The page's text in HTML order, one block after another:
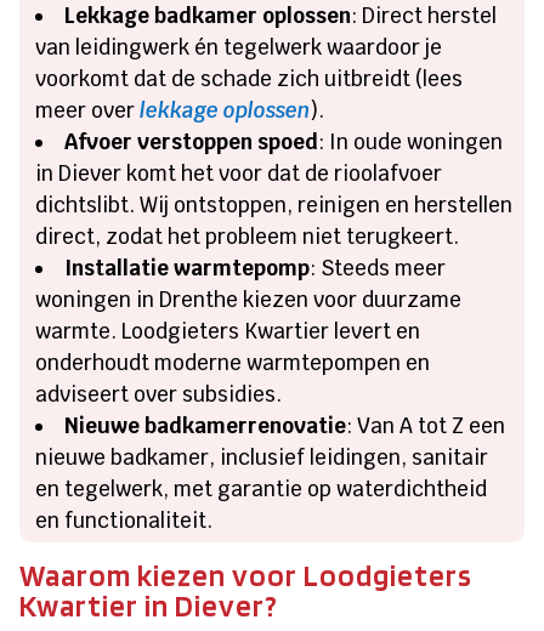
Lekkage badkamer oplossen: Direct herstel
van leidingwerk én tegelwerk waardoor je
voorkomt dat de schade zich uitbreidt (lees
meer overlekkage oplossen).
Afvoer verstoppen spoed: In oude woningen
in Diever komt het voor dat de rioolafvoer
dichtslibt. Wij ontstoppen, reinigen en herstellen
direct, zodat het probleem niet terugkeert.
Installatie warmtepomp: Steeds meer
woningen in Drenthe kiezen voor duurzame
warmte. Loodgieters Kwartier levert en
onderhoudt moderne warmtepompen en
adviseert over subsidies.
Nieuwe badkamerrenovatie: Van A tot Z een
nieuwe badkamer, inclusief leidingen, sanitair
en tegelwerk, met garantie op waterdichtheid
en functionaliteit.
Waarom kiezen voor Loodgieters
Kwartier in Diever?